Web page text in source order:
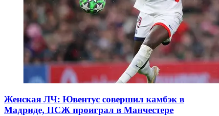
Женская ЛЧ: Ювентус совершил камбэк в
Мадриде, ПСЖ проиграл в Манчестере